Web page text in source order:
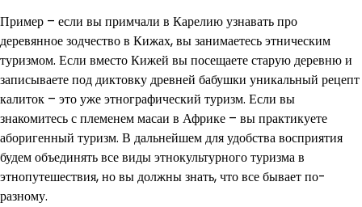
Пример – если вы примчали в Карелию узнавать про
деревянное зодчество в Кижах, вы занимаетесь этническим
туризмом. Если вместо Кижей вы посещаете старую деревню и
записываете под диктовку древней бабушки уникальный рецепт
калиток – это уже этнографический туризм. Если вы
знакомитесь с племенем масаи в Африке – вы практикуете
аборигенный туризм. В дальнейшем для удобства восприятия
будем объединять все виды этнокультурного туризма в
этнопутешествия, но вы должны знать, что все бывает по-
разному.